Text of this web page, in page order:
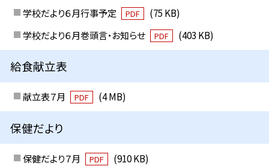
学校だより６月行事予定
PDF
(75 KB)
学校だより６月巻頭言・お知らせ
PDF (403 KB)
給食献立表
献立表７月 PDF (4 MB)
保健だより
保健だより７月 PDF
(910 KB)